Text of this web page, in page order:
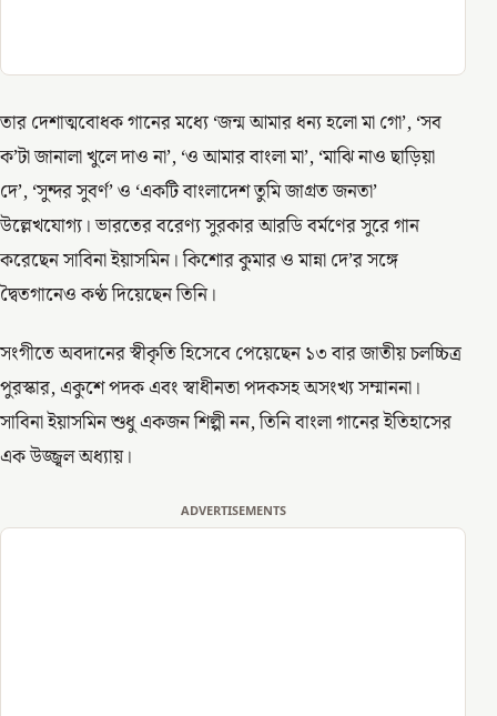
তার দেশাত্মবোধক গানের মধ্যে ‘জন্ম আমার ধন্য হলো মা গো’, ‘সব
ক’টা জানালা খুলে দাও না’, ‘ও আমার বাংলা মা’, ‘মাঝি নাও ছাড়িয়া
দে’, ‘সুন্দর সুবর্ণ’ ও ‘একটি বাংলাদেশ তুমি জাগ্রত জনতা’
উল্লেখযোগ্য। ভারতের বরেণ্য সুরকার আরডি বর্মণের সুরে গান
করেছেন সাবিনা ইয়াসমিন। কিশোর কুমার ও মান্না দে’র সঙ্গে
দ্বৈতগানেও কণ্ঠ দিয়েছেন তিনি।
সংগীতে অবদানের স্বীকৃতি হিসেবে পেয়েছেন ১৩ বার জাতীয় চলচ্চিত্র
পুরস্কার, একুশে পদক এবং স্বাধীনতা পদকসহ অসংখ্য সম্মাননা।
সাবিনা ইয়াসমিন শুধু একজন শিল্পী নন, তিনি বাংলা গানের ইতিহাসের
এক উজ্জ্বল অধ্যায়।
ADVERTISEMENTS